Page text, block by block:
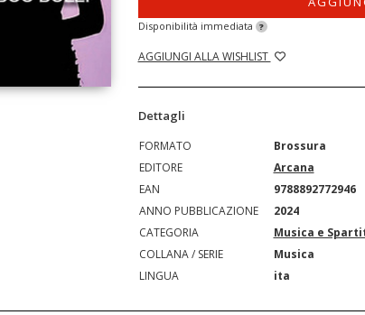
Disponibilità immediata ?
AGGIUNGI ALLA WISHLIST
Dettagli
FORMATO
Brossura
EDITORE
Arcana
EAN
9788892772946
ANNO PUBBLICAZIONE
2024
CATEGORIA
Musica e
COLLANA / SERIE
Musica
LINGUA
ita